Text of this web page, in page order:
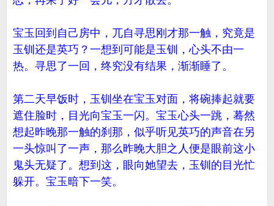
宝玉回到自己房中，兀自寻思刚才那一触，究竟是
玉钏还是英巧？一想到可能是玉钏，心头不由一
热。寻思了一回，终究没有结果，渐渐睡了。
第二天早饭时，玉钏坐在宝玉对面，将碗捧起就要
遮住脸时，目光向宝玉一闪。宝玉心头一跳，蓦然
想起昨晚那一触的刹那，似乎听见英巧的声音在另
一头惊叫了一声，那么昨晚大胆之人便是眼前这小
鬼头无疑了。想到这，眼向她望去，玉钏的目光忙
躲开。宝玉暗下一笑。